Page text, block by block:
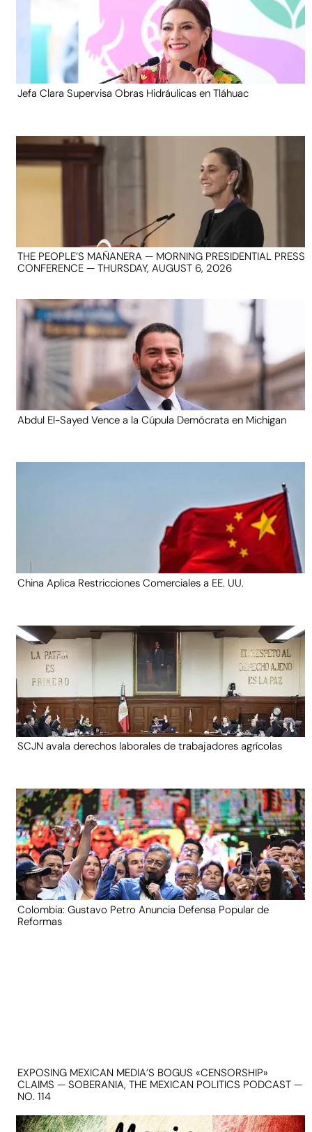
Jefa Clara Supervisa Obras Hidráulicas en Tláhuac
THE PEOPLE’S MAÑANERA — MORNING PRESIDENTIAL PRESS
CONFERENCE — THURSDAY, AUGUST 6, 2026
Abdul El-Sayed Vence a la Cúpula Demócrata en Michigan
China Aplica Restricciones Comerciales a EE. UU.
SCJN avala derechos laborales de trabajadores agrícolas
Colombia: Gustavo Petro Anuncia Defensa Popular de
Reformas
EXPOSING MEXICAN MEDIA’S BOGUS «CENSORSHIP»
CLAIMS — SOBERANIA, THE MEXICAN POLITICS PODCAST —
NO. 114